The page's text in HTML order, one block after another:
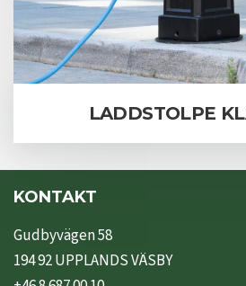
LADDSTOLPE
KONTAKT
Gudbyvägen 58
194 92 UPPLANDS VÄSBY